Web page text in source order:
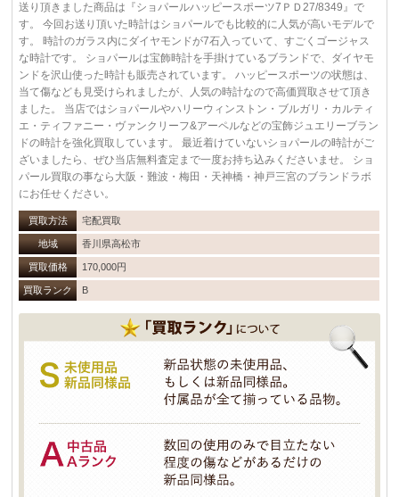
送り頂きました商品は『ショパールハッピースポーツ7ＰＤ27/8349』で
す。 今回お送り頂いた時計はショパールでも比較的に人気が高いモデルで
す。 時計のガラス内にダイヤモンドが7石入っていて、すごくゴージャス
な時計です。 ショパールは宝飾時計を手掛けているブランドで、ダイヤモ
ンドを沢山使った時計も販売されています。 ハッピースポーツの状態は、
当て傷なども見受けられましたが、人気の時計なので高価買取させて頂き
ました。 当店ではショパールやハリーウィンストン・ブルガリ・カルティ
エ・ティファニー・ヴァンクリーフ&アーペルなどの宝飾ジュエリーブラン
ドの時計を強化買取しています。 最近着けていないショパールの時計がご
ざいましたら、ぜひ当店無料査定まで一度お持ち込みくださいませ。 ショ
パール買取の事なら大阪・難波・梅田・天神橋・神戸三宮のブランドラボ
にお任せください。
買取方法 宅配買取
地域 香川県高松市
買取価格 170,000円
買取ランク B